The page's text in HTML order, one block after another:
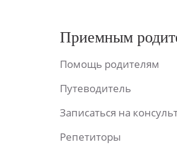
Приемным
Помощь родителям
Путеводитель
Записаться на
Репетиторы